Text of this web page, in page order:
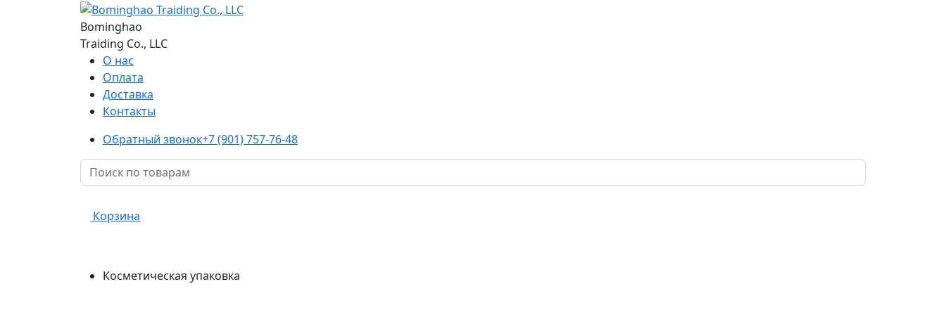
Bominghao
Traiding Co., LLC
О нас
Оплата
Доставка
Контакты
Обратный звонок+7 (901) 757-76-48
Корзина
Косметическая упаковка